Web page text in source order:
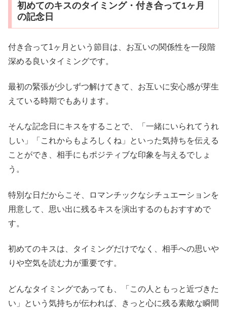
初めてのキスのタイミング・付き合って1ヶ月
の記念日
付き合って1ヶ月という節目は、お互いの関係性を一段階
深める良いタイミングです。
最初の緊張が少しずつ解けてきて、お互いに安心感が芽生
えている時期でもあります。
そんな記念日にキスをすることで、「一緒にいられてうれ
しい」「これからもよろしくね」といった気持ちを伝える
ことができ、相手にもポジティブな印象を与えるでしょ
う。
特別な日だからこそ、ロマンチックなシチュエーションを
用意して、思い出に残るキスを演出するのもおすすめで
す。
初めてのキスは、タイミングだけでなく、相手への思いや
りや空気を読む力が重要です。
どんなタイミングであっても、「この人ともっと近づきた
い」という気持ちが伝われば、きっと心に残る素敵な瞬間